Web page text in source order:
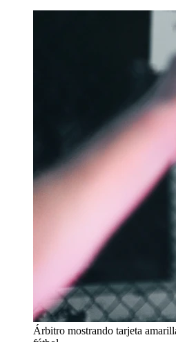
Árbitro mostrando tarjeta